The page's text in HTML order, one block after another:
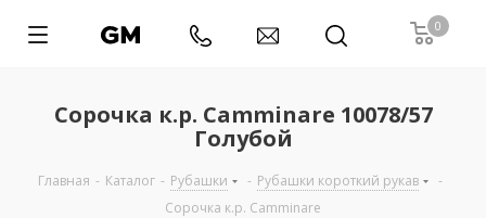
0
Сорочка к.р. Camminare 10078/57
Голубой
Главная - Каталог - Рубашки - Рубашки короткий рукав
-
Сорочка к.р. Camminare